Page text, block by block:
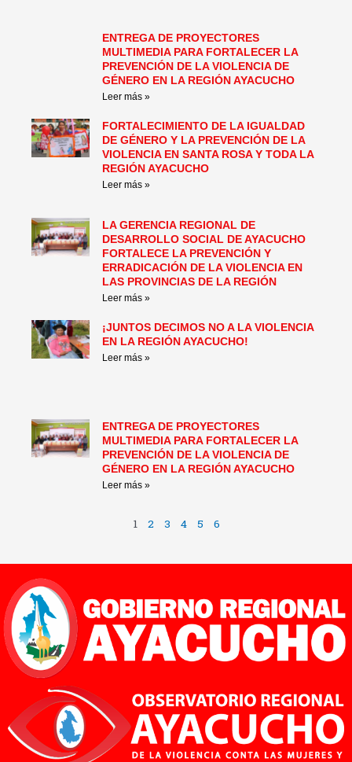
ENTREGA DE PROYECTORES
MULTIMEDIA PARA FORTALECER LA
PREVENCIÓN DE LA VIOLENCIA DE
GÉNERO EN LA REGIÓN AYACUCHO
Leer más »
FORTALECIMIENTO DE LA IGUALDAD
DE GÉNERO Y LA PREVENCIÓN DE LA
VIOLENCIA EN SANTA ROSA Y TODA LA
REGIÓN AYACUCHO
Leer más »
LA GERENCIA REGIONAL DE
DESARROLLO SOCIAL DE AYACUCHO
FORTALECE LA PREVENCIÓN Y
ERRADICACIÓN DE LA VIOLENCIA EN
LAS PROVINCIAS DE LA REGIÓN
Leer más »
¡JUNTOS DECIMOS NO A LA VIOLENCIA
EN LA REGIÓN AYACUCHO!
Leer más »
ENTREGA DE PROYECTORES
MULTIMEDIA PARA FORTALECER LA
PREVENCIÓN DE LA VIOLENCIA DE
GÉNERO EN LA REGIÓN AYACUCHO
Leer más »
1 2 3 4 5 6